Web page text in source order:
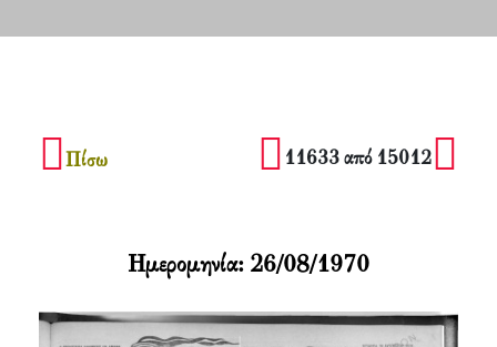
Πίσω 11633 από 15012
Ημερομηνία: 26/08/1970